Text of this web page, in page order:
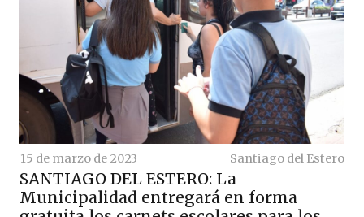
15 de marzo de 2023 Santiago del Estero
SANTIAGO DEL ESTERO: La
Municipalidad entregará en forma